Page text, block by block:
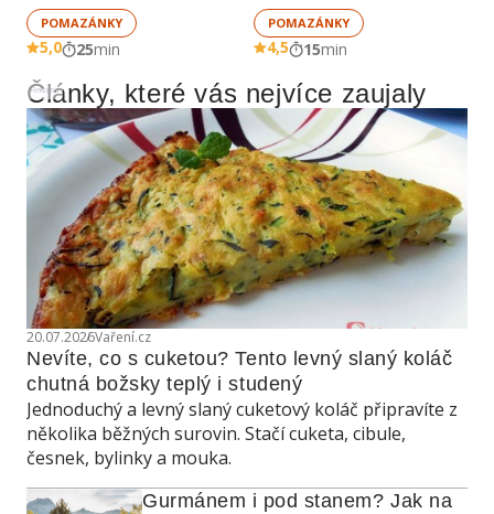
POMAZÁNKY
5,0 25min
POMAZÁNKY
4,5 15min
Reklama
Články, které vás nejvíce zaujaly
20.07.2026Vaření.cz
Nevíte, co s cuketou? Tento levný slaný koláč
chutná božsky teplý i studený
Jednoduchý a levný slaný cuketový koláč připravíte z
několika běžných surovin. Stačí cuketa, cibule,
česnek, bylinky a mouka.
Gurmánem i pod stanem? Jak na